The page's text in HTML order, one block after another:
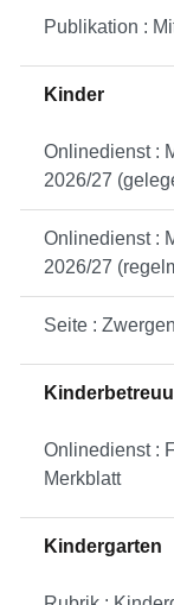
Publikation :
Kinder
Onlinedienst :
2026/27
Onlinedienst :
2026/27
Seite :
Onlinedienst :
Merkblatt
Kindergarten